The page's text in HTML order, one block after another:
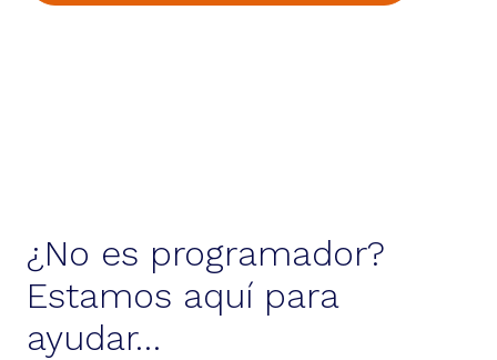
¿No es programador?
Estamos aquí para
ayudar…